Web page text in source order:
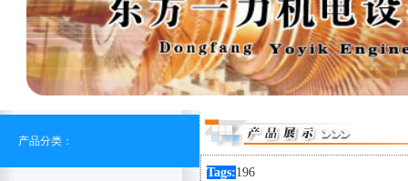
产品分类：
Tags:196